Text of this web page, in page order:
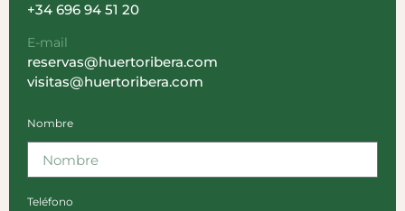
+34 696 94 51 20
E-mail
reservas@huertoribera.com
visitas@huertoribera.com
Nombre
Teléfono